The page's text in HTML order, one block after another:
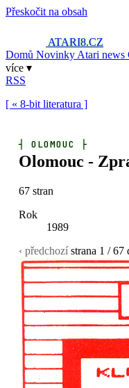
Přeskočit na obsah
ATARI8.CZ
Domů Novinky Atari news
více ▾
RSS
[ « 8-bit literatura ]
┤OLOMOUC ├
Olomouc -
67 stran
Rok
1989
‹ předchozí strana 1 / 67